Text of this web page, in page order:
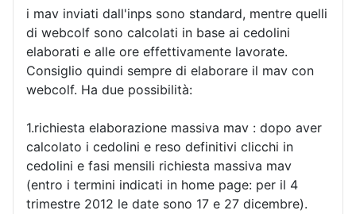
i mav inviati dall'inps sono standard, mentre quelli
di webcolf sono calcolati in base ai cedolini
elaborati e alle ore effettivamente lavorate.
Consiglio quindi sempre di elaborare il mav con
webcolf. Ha due possibilità:
1.richiesta elaborazione massiva mav : dopo aver
calcolato i cedolini e reso definitivi clicchi in
cedolini e fasi mensili richiesta massiva mav
(entro i termini indicati in home page: per il 4
trimestre 2012 le date sono 17 e 27 dicembre).